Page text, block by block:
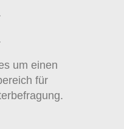
um einen
für